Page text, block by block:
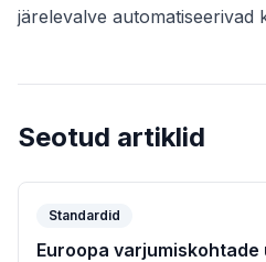
järelevalve automatiseerivad
Seotud artiklid
Standardid
Euroopa